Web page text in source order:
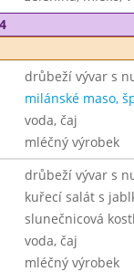
drůbeží vývar s
milánské maso,
voda, čaj
mléčný výrobek
drůbeží vývar s
kuřecí salát s
slunečnicová
voda, čaj
mléčný výrobek